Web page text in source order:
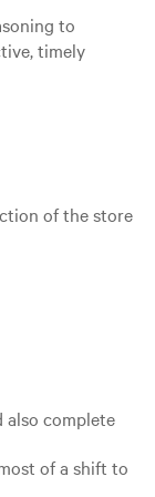
to
timely
of the store
also complete
of a shift to